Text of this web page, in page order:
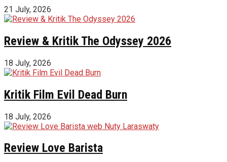
21 July, 2026
Review & Kritik The Odyssey 2026
18 July, 2026
Kritik Film Evil Dead Burn
18 July, 2026
Review Love Barista